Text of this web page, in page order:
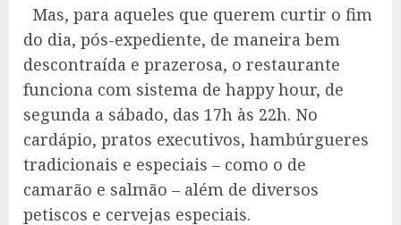
Mas, para aqueles que querem curtir o fim
do dia, pós-expediente, de maneira bem
descontraída e prazerosa, o restaurante
funciona com sistema de happy hour, de
segunda a sábado, das 17h às 22h. No
cardápio, pratos executivos, hambúrgueres
tradicionais e especiais – como o de
camarão e salmão – além de diversos
petiscos e cervejas especiais.